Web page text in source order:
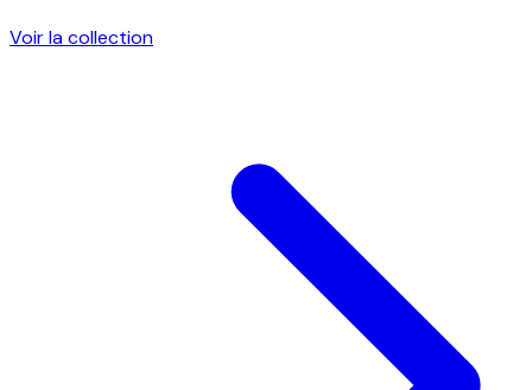
Voir la collection